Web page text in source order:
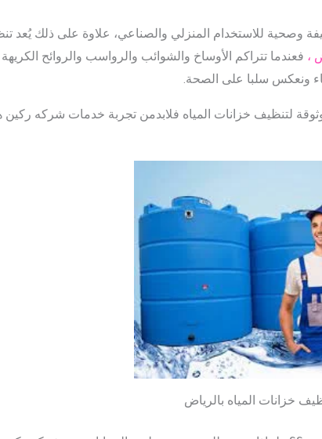
وصحية للاستخدام المنزلي والصناعي، علاوة على ذلك يُعد
، فعندما تتراكم الأوساخ والشوائب والرواسب والروائح الكريهة
ونعكس سلبا على الصحة.
لتنظيف خزانات المياه فلابدمن تجربة خدمات شركه ركين
خزانات المياه بالرياض